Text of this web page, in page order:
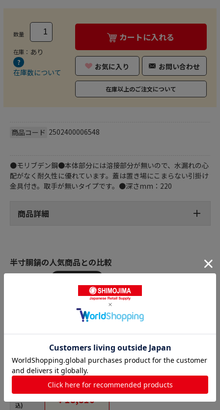
数量
在庫： あり
在庫数について
カートに入れる
お気に入り お問い合わせ
在庫以上のご注文について
商品コード 2502400006548
●モリブデン鋼●本体部分には溶接部分が無いので、水漏れの心
配がなく耐久性に優れています。蓋は置き場にこまらない引掛け
金具付き。取手が無いタイプです。●深さmm：220
商品詳細
半寸胴鍋の人気商品との比較
商品名
込)
AG モリブデン半寸胴
鍋 33cm(18.0L) 1個
（ご注文単位1個）
【直送品】
￥18,810